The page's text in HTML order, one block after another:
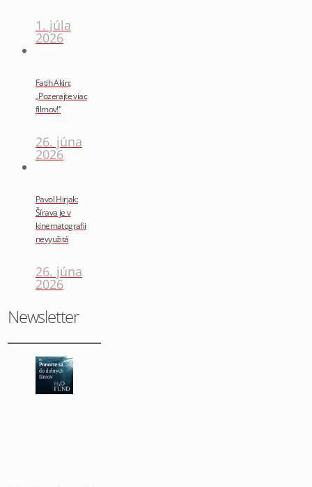
1. júla
2026
Fatih Akin:
„Pozerajte viac
filmov!“
26. júna
2026
Pavol Hirjak:
Šírava je v
kinematografii
nevyužitá
26. júna
2026
Newsletter